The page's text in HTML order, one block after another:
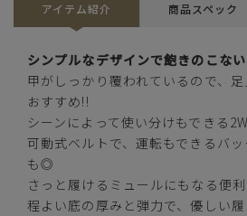
カーキ
S(23.0cm)
在庫切れ
アイテム紹介 商品スペック
シンプルなデザインで飽きのこな
甲がしっかり覆われているので、
おすすめ!!
シーンによって使い分けもできる
可動式ベルトで、運転もできるバ
も◎
さっと履けるミュールにもなる便利
程よい底の厚みと弾力で、優しい履